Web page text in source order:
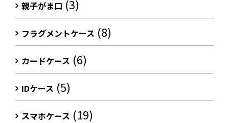
親子がま口 (3)
フラグメントケース (8)
カードケース (6)
IDケース (5)
スマホケース (19)